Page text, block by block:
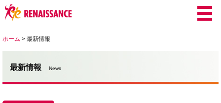
ホーム > 最新情報
最新情報 News